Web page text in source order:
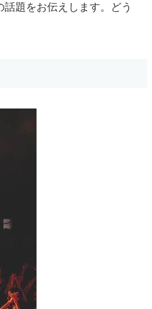
題をお伝えします。どう